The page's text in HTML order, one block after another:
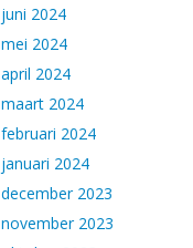
juni 2024
mei 2024
april 2024
maart 2024
februari 2024
januari 2024
december 2023
november 2023